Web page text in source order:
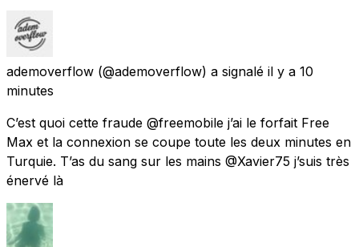
ademoverflow (@ademoverflow) a signalé il y a 10
minutes
C’est quoi cette fraude @freemobile j’ai le forfait Free
Max et la connexion se coupe toute les deux minutes en
Turquie. T’as du sang sur les mains @Xavier75 j’suis très
énervé là